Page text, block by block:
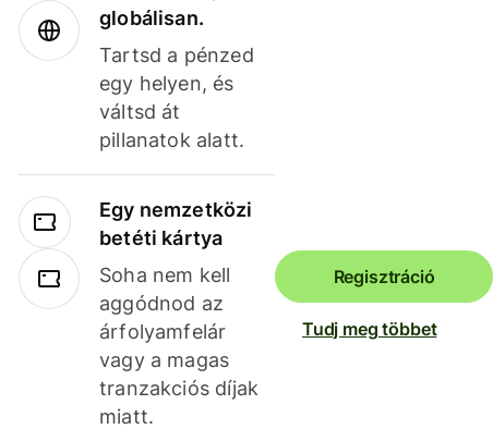
globálisan.
Tartsd a pénzed
egy helyen, és
váltsd át
pillanatok alatt.
Egy nemzetközi
betéti kártya
Soha nem kell
aggódnod az
árfolyamfelár
vagy a magas
tranzakciós díjak
miatt.
Regisztráció
Tudj meg többet